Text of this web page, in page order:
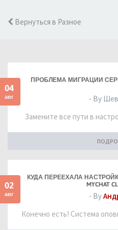
Вернуться в Разное
04
авг
ПРОБЛЕМА МИГРАЦИИ
- By
Замените все пути в
02
авг
КУДА ПЕРЕЕХАЛА
MYCHAT
- By
Конечно есть! Система